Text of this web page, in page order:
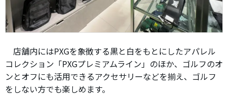
店舗内にはPXGを象徴する黒と白をもとにしたアパレル
コレクション「PXGプレミアムライン」のほか、ゴルフのオ
ンとオフにも活用できるアクセサリーなどを揃え、ゴルフ
をしない方でも楽しめます。